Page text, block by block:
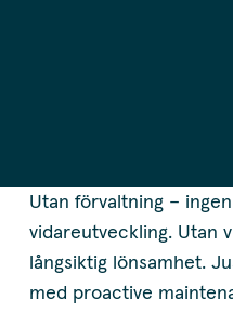
Utan förvaltning –
vidareutveckling. Utan
långsiktig lönsamhet.
med proactive